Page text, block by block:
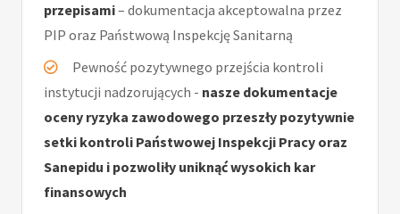
przepisami– dokumentacja akceptowalna przez
PIP oraz Państwową Inspekcję Sanitarną
Pewność pozytywnego przejścia kontroli
instytucji nadzorujących - nasze dokumentacje
oceny ryzyka zawodowego przeszły pozytywnie
setki kontroli Państwowej Inspekcji Pracy oraz
Sanepidu i pozwoliły uniknąć wysokich kar
finansowych